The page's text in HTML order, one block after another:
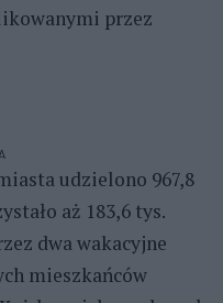
przez
udzielono 967,8
aż 183,6 tys.
dwa wakacyjne
mieszkańców